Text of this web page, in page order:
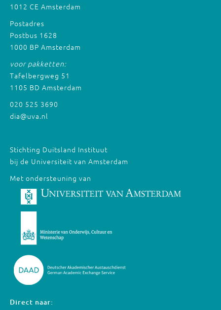
1012 CE Amsterdam
Postadres
Postbus 1628
1000 BP Amsterdam
voor pakketten:
Tafelbergweg 51
1105 BD Amsterdam
020 525 3690
dia@uva.nl
Stichting Duitsland Instituut
bij de Universiteit van Amsterdam
Met ondersteuning van
Direct naar: